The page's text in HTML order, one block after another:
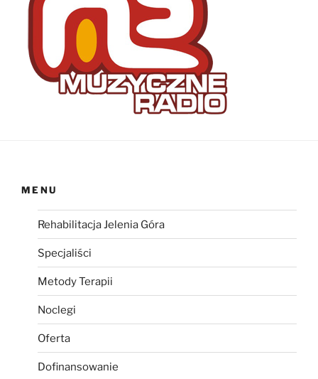
MENU
Rehabilitacja Jelenia Góra
Specjaliści
Metody Terapii
Noclegi
Oferta
Dofinansowanie